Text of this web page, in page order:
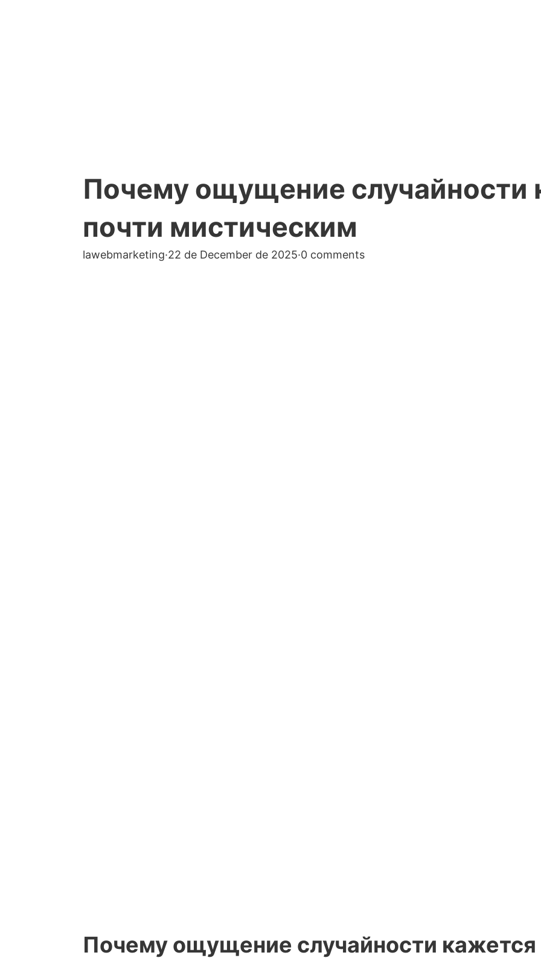
Почему ощущение случайности
почти мистическим
lawebmarketing·22 de December de 2025·0 comments
Почему ощущение случайности кажется